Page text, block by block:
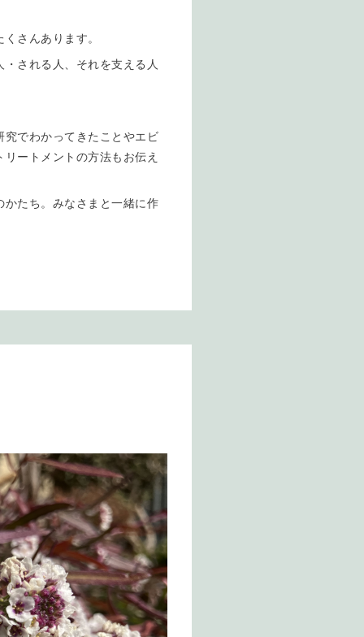
さんあります。
される人、それを支える人
でわかってきたことやエビ
ートメントの方法もお伝え
たち。みなさまと一緒に作